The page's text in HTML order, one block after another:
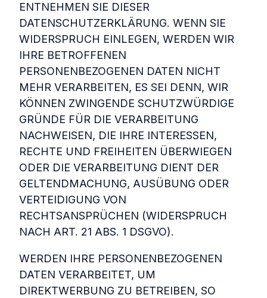
ENTNEHMEN SIE DIESER
DATENSCHUTZERKLÄRUNG. WENN SIE
WIDERSPRUCH EINLEGEN, WERDEN WIR
IHRE BETROFFENEN
PERSONENBEZOGENEN DATEN NICHT
MEHR VERARBEITEN, ES SEI DENN, WIR
KÖNNEN ZWINGENDE SCHUTZWÜRDIGE
GRÜNDE FÜR DIE VERARBEITUNG
NACHWEISEN, DIE IHRE INTERESSEN,
RECHTE UND FREIHEITEN ÜBERWIEGEN
ODER DIE VERARBEITUNG DIENT DER
GELTENDMACHUNG, AUSÜBUNG ODER
VERTEIDIGUNG VON
RECHTSANSPRÜCHEN (WIDERSPRUCH
NACH ART. 21 ABS. 1 DSGVO).
WERDEN IHRE PERSONENBEZOGENEN
DATEN VERARBEITET, UM
DIREKTWERBUNG ZU BETREIBEN, SO